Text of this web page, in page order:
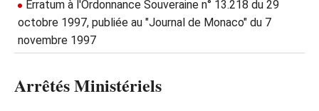
Erratum à l'Ordonnance Souveraine n° 13.218 du 29
octobre 1997, publiée au "Journal de Monaco" du 7
novembre 1997
Arrêtés Ministériels